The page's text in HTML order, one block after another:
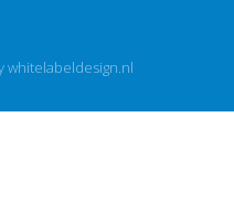
whitelabeldesign.nl